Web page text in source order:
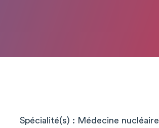
Spécialité(s) : Médecine nucléaire